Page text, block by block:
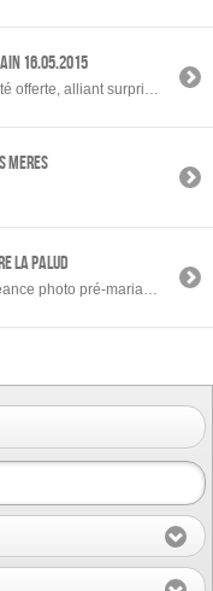
16.05.2015
Une très belle journée nous a été offerte, alliant surprises et émotions au fil des heures. Ces photos « strobiste » nous ont beaucoup amusé et elles ont énormément contribué à la réalisation de l’histoire que nous avions à coeur de raconter. Audrey-Cécilia et Romain se sont révélé être de très bons comédiens.
MERES
LA PALUD
Audrey-Cécilia et Romain en séance photo pré-mariage à St Pierre la Palud.